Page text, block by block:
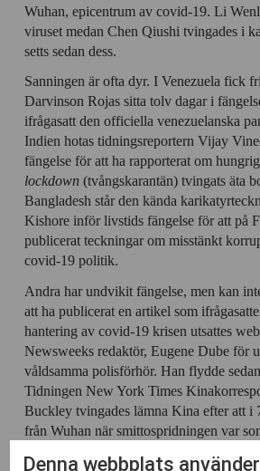
Wuhan, epicentrum av covid-19. Li
viruset medan Chen Qiushi tvingades i
setts sedan dess.
Sanningen är ofta dyr. I Venezuela fick
Darvinson Rojas sitta tolv dagar i
ifrågasatt den officiella venezuelanska
Indien hotas tidningsreportern Vijay
fängelse för att ha rapporterat om
lockdown (tvångskarantän) tvingats äta
Bangladesh står den kända
Kishore inför livstids fängelse för att på
publicerat teckningar om misstänkt
covid-19 politik.
Andra har undvikit fängelse, men kan
att ha publicerat en artikel som
hantering av covid-19 krisen utsattes
Newsweeks redaktör, Eugene Dube för
våldsamma polisförhör. Han flydde
Tidningen New York Times
Buckley tvingades lämna Kina efter att i
från Wuhan när smittospridningen var
Denna webbplats